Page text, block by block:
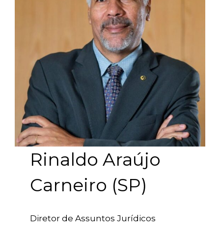
Rinaldo Araújo
Carneiro (SP)
Diretor de Assuntos Jurídicos